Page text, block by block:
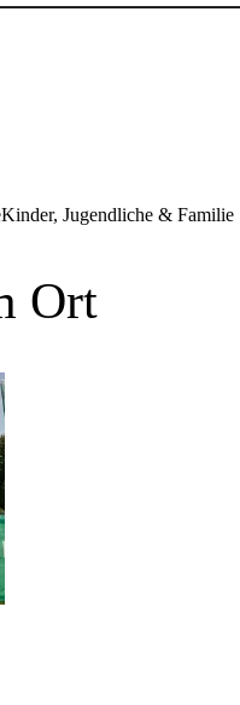
- 15:30 Uhr
Kinder, Jugendliche & Familie
Ort